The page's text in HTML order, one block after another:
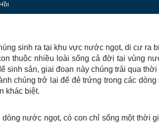
sinh ra tại khu vực nước ngọt, di cư ra
thuộc nhiều loài sống cả đời tại vùng
sinh sản, giai đoạn này chúng trải qua
chúng trở lại để đẻ trứng trong các
khác biệt.
nước ngọt, có con chỉ sống một thời